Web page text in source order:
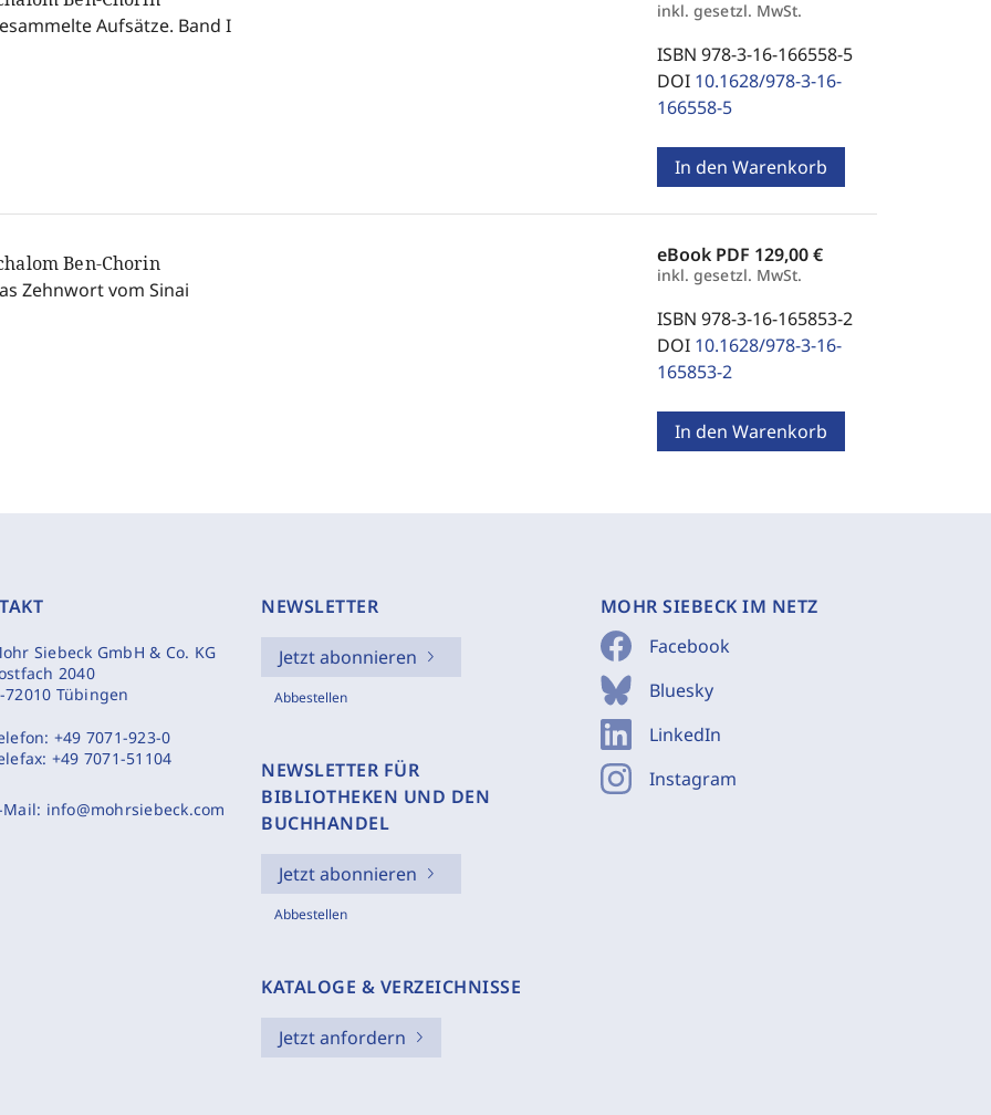
Aufsätze. Band I
inkl. gesetzl. MwSt.
ISBN 978-3-16-166558-5
DOI 10.1628/978-3-16-
166558-5
In den Warenkorb
Ben-Chorin
Zehnwort vom Sinai
eBook PDF 129,00 €
inkl. gesetzl. MwSt.
ISBN 978-3-16-165853-2
DOI 10.1628/978-3-16-
165853-2
In den Warenkorb
Siebeck GmbH & Co. KG
2040
72010 Tübingen
+49 7071-923-0
+49 7071-51104
Mail: info@mohrsiebeck.com
NEWSLETTER
Jetzt abonnieren
Abbestellen
NEWSLETTER FÜR
BIBLIOTHEKEN UND DEN
BUCHHANDEL
Jetzt abonnieren
Abbestellen
KATALOGE & VERZEICHNISSE
Jetzt anfordern
MOHR SIEBECK IM NETZ
Facebook
Bluesky
LinkedIn
Instagram